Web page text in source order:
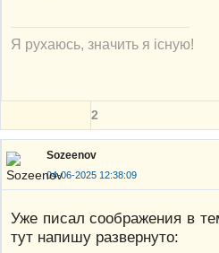
Я рухаюсь, значить я існую!
2
Sozeenov
04-06-2025 12:38:09
Уже писал соображения в
тут напишу развернуто: